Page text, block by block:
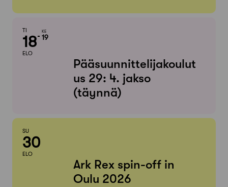
TI
18
ELO
KE
19
Pääsuunnittelijakoulut
us 29: 4. jakso
(täynnä)
SU
30
ELO
Ark Rex spin-off in
Oulu 2026